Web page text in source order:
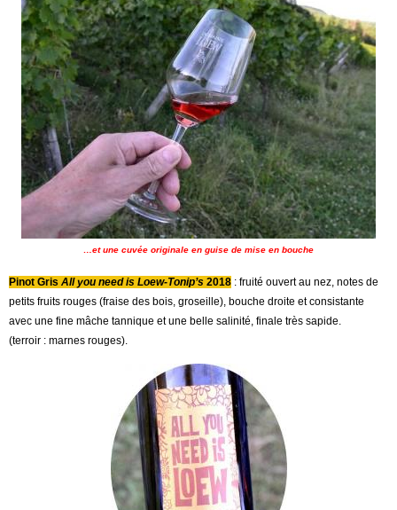
…et une cuvée originale en guise de mise en bouche
Pinot Gris All you need is Loew-Tonip’s 2018 : fruité ouvert au nez, notes de
petits fruits rouges (fraise des bois, groseille), bouche droite et consistante
avec une fine mâche tannique et une belle salinité, finale très sapide.
(terroir : marnes rouges).